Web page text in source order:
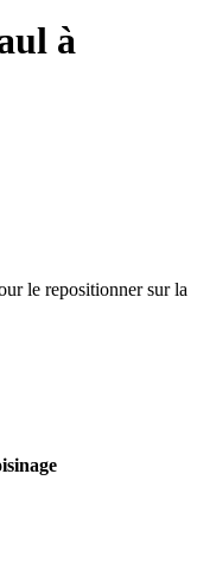
à
le repositionner sur la